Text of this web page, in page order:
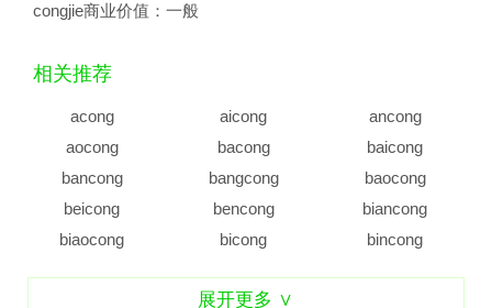
congjie商业价值： 一般
相关推荐
acong aicong
ancong
aocong
bacong
baicong
bancong
bangcong
baocong
beicong
bencong
biancong
biaocong
bicong
bincong
cancong
展开更多 ∨